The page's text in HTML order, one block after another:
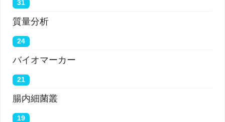
31
質量分析
24
バイオマーカー
21
腸内細菌叢
19